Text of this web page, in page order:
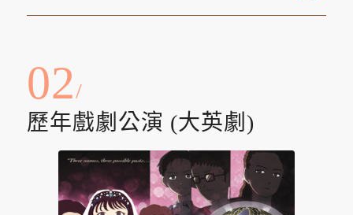
02/
歷年戲劇公演 (大英劇)